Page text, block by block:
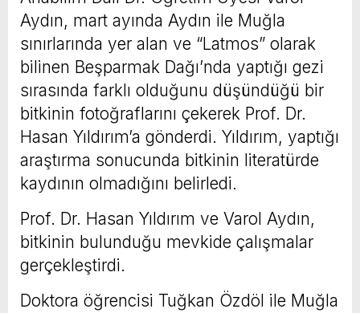
Aydın, mart ayında Aydın ile Muğla
sınırlarında yer alan ve “Latmos” olarak
bilinen Beşparmak Dağı’nda yaptığı gezi
sırasında farklı olduğunu düşündüğü bir
bitkinin fotoğraflarını çekerek Prof. Dr.
Hasan Yıldırım’a gönderdi. Yıldırım, yaptığı
araştırma sonucunda bitkinin literatürde
kaydının olmadığını belirledi.
Prof. Dr. Hasan Yıldırım ve Varol Aydın,
bitkinin bulunduğu mevkide çalışmalar
gerçekleştirdi.
Doktora öğrencisi Tuğkan Özdöl ile Muğla